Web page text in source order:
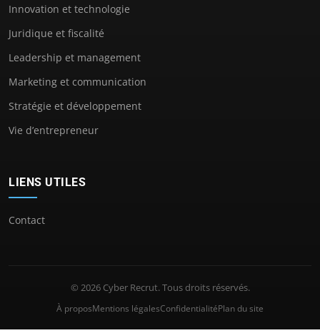
Innovation et technologie
Juridique et fiscalité
Leadership et management
Marketing et communication
Stratégie et développement
Vie d’entrepreneur
LIENS UTILES
Contact
© 2026 Cyber Recrut. Tous droits réservés.
À proposMentions légalesConfidentialitéPlan du site